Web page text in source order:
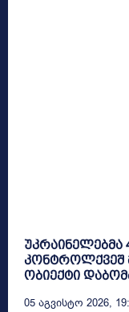
უკრაინელებმა
კონტროლქვეშ
ობიექტი
05 Აგვისტო 2026,